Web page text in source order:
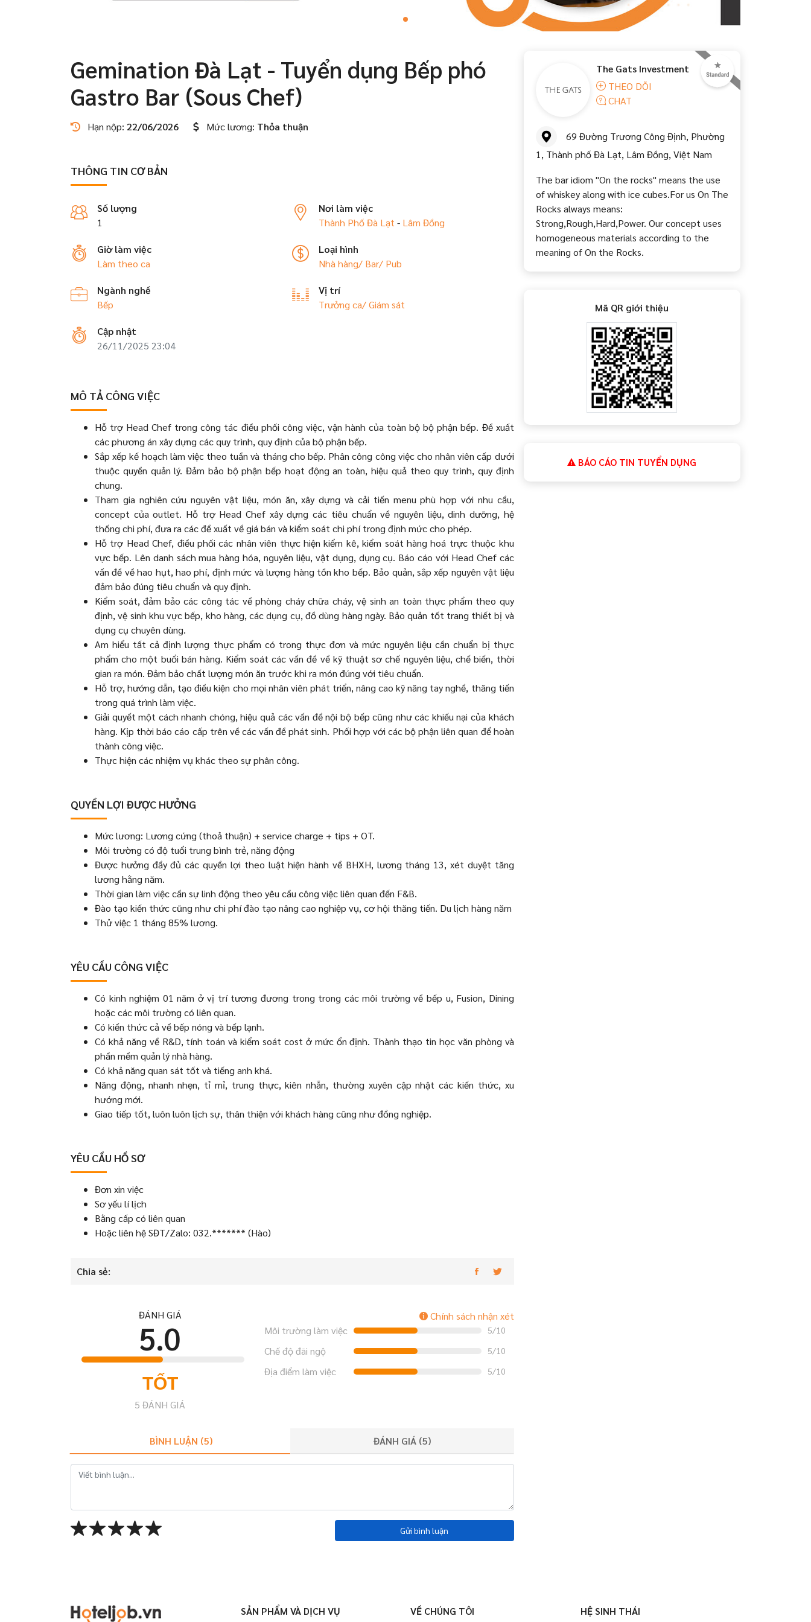
Gemination Đà Lạt - Tuyển dụng Bếp phó
Gastro Bar (Sous Chef)
Hạn nộp: 22/06/2026 Mức lương: Thỏa thuận
THÔNG TIN CƠ BẢN
Số lượng
1
Nơi làm việc
Thành Phố Đà Lạt - Lâm Đồng
Giờ làm việc
Làm theo ca
Loại hình
Nhà hàng/ Bar/ Pub
Ngành nghề
Bếp
Vị trí
Trưởng ca/ Giám sát
Cập nhật
26/11/2025 23:04
MÔ TẢ CÔNG VIỆC
Hỗ trợ Head Chef trong công tác điều phối công việc, vận hành của toàn bộ bộ phận bếp. Đề xuất
các phương án xây dựng các quy trình, quy định của bộ phận bếp.
Sắp xếp kế hoạch làm việc theo tuần và tháng cho bếp. Phân công công việc cho nhân viên cấp dưới
thuộc quyền quản lý. Đảm bảo bộ phận bếp hoạt động an toàn, hiệu quả theo quy trình, quy định
chung.
Tham gia nghiên cứu nguyên vật liệu, món ăn, xây dựng và cải tiến menu phù hợp với nhu cầu,
concept của outlet. Hỗ trợ Head Chef xây dựng các tiêu chuẩn về nguyên liệu, dinh dưỡng, hệ
thống chi phí, đưa ra các đề xuất về giá bán và kiểm soát chi phí trong định mức cho phép.
Hỗ trợ Head Chef, điều phối các nhân viên thực hiện kiểm kê, kiểm soát hàng hoá trực thuộc khu
vực bếp. Lên danh sách mua hàng hóa, nguyên liệu, vật dụng, dụng cụ. Báo cáo với Head Chef các
vấn đề về hao hụt, hao phí, định mức và lượng hàng tồn kho bếp. Bảo quản, sắp xếp nguyên vật liệu
đảm bảo đúng tiêu chuẩn và quy định.
Kiểm soát, đảm bảo các công tác về phòng cháy chữa cháy, vệ sinh an toàn thực phẩm theo quy
định, vệ sinh khu vực bếp, kho hàng, các dụng cụ, đồ dùng hàng ngày. Bảo quản tốt trang thiết bị và
dụng cụ chuyên dùng.
Am hiểu tất cả định lượng thực phẩm có trong thực đơn và mức nguyên liệu cần chuẩn bị thực
phẩm cho một buổi bán hàng. Kiểm soát các vấn đề về kỹ thuật sơ chế nguyên liệu, chế biến, thời
gian ra món. Đảm bảo chất lượng món ăn trước khi ra món đúng với tiêu chuẩn.
Hỗ trợ, hướng dẫn, tạo điều kiện cho mọi nhân viên phát triển, nâng cao kỹ năng tay nghề, thăng tiến
trong quá trình làm việc.
Giải quyết một cách nhanh chóng, hiệu quả các vấn đề nội bộ bếp cũng như các khiếu nại của khách
hàng. Kịp thời báo cáo cấp trên về các vấn đề phát sinh. Phối hợp với các bộ phận liên quan để hoàn
thành công việc.
Thực hiện các nhiệm vụ khác theo sự phân công.
QUYỀN LỢI ĐƯỢC HƯỞNG
Mức lương: Lương cứng (thoả thuận) + service charge + tips + OT.
Môi trường có độ tuổi trung bình trẻ, năng động
Được hưởng đầy đủ các quyền lợi theo luật hiện hành về BHXH, lương tháng 13, xét duyệt tăng
lương hằng năm.
Thời gian làm việc cần sự linh động theo yêu cầu công việc liên quan đến F&B.
Đào tạo kiến thức cũng như chi phí đào tạo nâng cao nghiệp vụ, cơ hội thăng tiến. Du lịch hàng năm
Thử việc 1 tháng 85% lương.
YÊU CẦU CÔNG VIỆC
Có kinh nghiệm 01 năm ở vị trí tương đương trong trong các môi trường về bếp u, Fusion, Dining
hoặc các môi trường có liên quan.
Có kiến thức cả về bếp nóng và bếp lạnh.
Có khả năng về R&D, tính toán và kiểm soát cost ở mức ổn định. Thành thạo tin học văn phòng và
phần mềm quản lý nhà hàng.
Có khả năng quan sát tốt và tiếng anh khá.
Năng động, nhanh nhẹn, tỉ mỉ, trung thực, kiên nhẫn, thường xuyên cập nhật các kiến thức, xu
hướng mới.
Giao tiếp tốt, luôn luôn lịch sự, thân thiện với khách hàng cũng như đồng nghiệp.
YÊU CẦU HỒ SƠ
Đơn xin việc
Sơ yếu lí lịch
Bằng cấp có liên quan
Hoặc liên hệ SĐT/Zalo: 032.******* (Hào)
Chia sẻ:
ĐÁNH GIÁ
5.0
TỐT
5 ĐÁNH GIÁ
Chính sách nhận xét
Môi trường làm việc
5/10
Chế độ đãi ngộ 5/10
Địa điểm làm việc 5/10
BÌNH LUẬN (5) ĐÁNH GIÁ (5)
Gửi bình luận
The Gats Investment
THEO DÕI
CHAT
69 Đường Trương Công Định, Phường
1, Thành phố Đà Lạt, Lâm Đồng, Việt Nam
The bar idiom "On the rocks" means the use
of whiskey along with ice cubes.For us On The
Rocks always means:
Strong,Rough,Hard,Power. Our concept uses
homogeneous materials according to the
meaning of On the Rocks.
Mã QR giới thiệu
BÁO CÁO TIN TUYỂN DỤNG
SẢN PHẨM VÀ DỊCH VỤ VỀ CHÚNG TÔI HỆ SINH THÁI